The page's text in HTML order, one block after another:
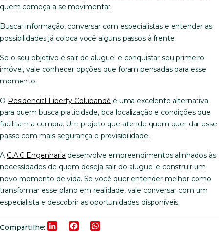
quem começa a se movimentar.
Buscar informação, conversar com especialistas e entender as
possibilidades já coloca você alguns passos à frente.
Se o seu objetivo é sair do aluguel e conquistar seu primeiro
imóvel, vale conhecer opções que foram pensadas para esse
momento.
O Residencial Liberty Colubandê é uma excelente alternativa
para quem busca praticidade, boa localização e condições que
facilitam a compra. Um projeto que atende quem quer dar esse
passo com mais segurança e previsibilidade.
A C.A.C Engenharia desenvolve empreendimentos alinhados às
necessidades de quem deseja sair do aluguel e construir um
novo momento de vida. Se você quer entender melhor como
transformar esse plano em realidade, vale conversar com um
especialista e descobrir as oportunidades disponíveis.
Compartilhe: LinkedInFacebook